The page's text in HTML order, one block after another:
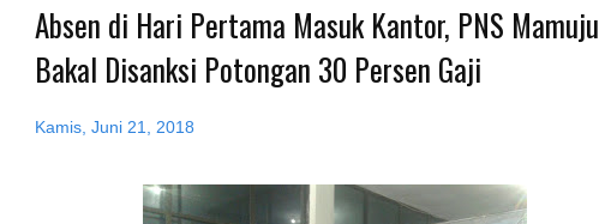
Absen di Hari Pertama Masuk Kantor, PNS Mamuju
Bakal Disanksi Potongan 30 Persen Gaji
Kamis, Juni 21, 2018